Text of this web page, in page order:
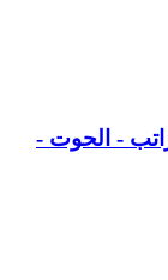
- الحوت -